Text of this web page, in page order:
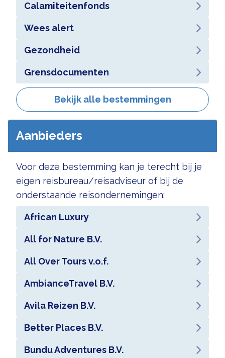
Calamiteitenfonds
Wees alert
Gezondheid
Grensdocumenten
Bekijk alle bestemmingen
Aanbieders
Voor deze bestemming kan je terecht bij je
eigen reisbureau/reisadviseur of bij de
onderstaande reisondernemingen:
African Luxury
All for Nature B.V.
All Over Tours v.o.f.
AmbianceTravel B.V.
Avila Reizen B.V.
Better Places B.V.
Bundu Adventures B.V.